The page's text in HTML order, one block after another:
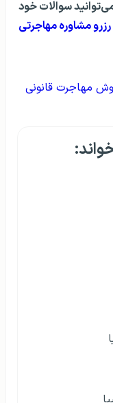
سوالات خود
رزرو مشاوره مهاجرتی
مهاجرت قانونی